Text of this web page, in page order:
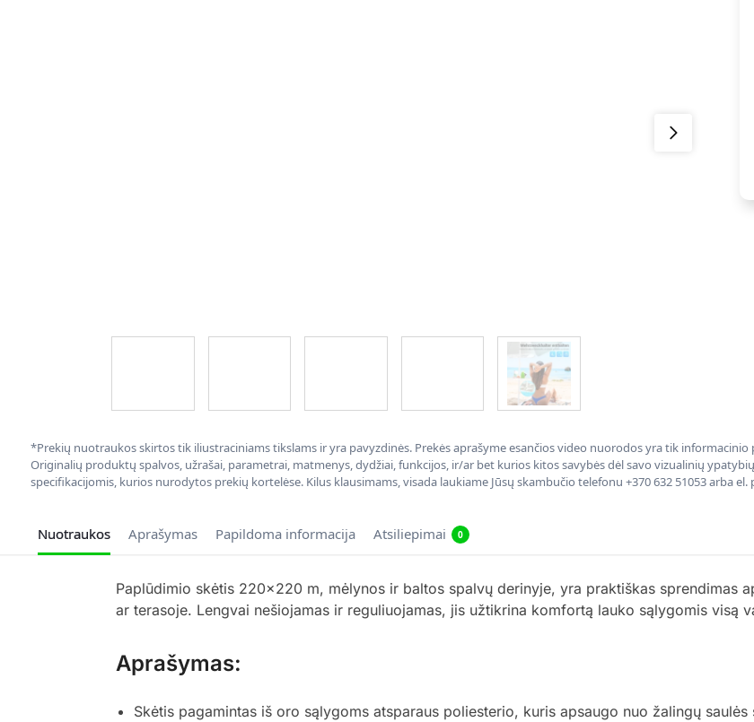
*Prekių nuotraukos skirtos tik iliustraciniams tikslams ir yra pavyzdinės. Prekės aprašyme esančios video nuorodos yra tik
Originalių produktų spalvos, užrašai, parametrai, matmenys, dydžiai, funkcijos, ir/ar bet kurios kitos savybės dėl savo vizualinių
specifikacijomis, kurios nurodytos prekių kortelėse. Kilus klausimams, visada laukiame Jūsų skambučio telefonu +370 632 51053 arba
Nuotraukos Aprašymas Papildoma informacija Atsiliepimai 0
Paplūdimio skėtis 220×220 m, mėlynos ir baltos spalvų derinyje, yra praktiškas sprendimas
ar terasoje. Lengvai nešiojamas ir reguliuojamas, jis užtikrina komfortą lauko sąlygomis visą
Aprašymas:
Skėtis pagamintas iš oro sąlygoms atsparaus poliesterio, kuris apsaugo nuo žalingų saulės